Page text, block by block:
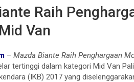
Raih
Van
– Mazda Biante Raih Penghargaan
tertinggi dalam kategori Mid Van
(IKB) 2017 yang